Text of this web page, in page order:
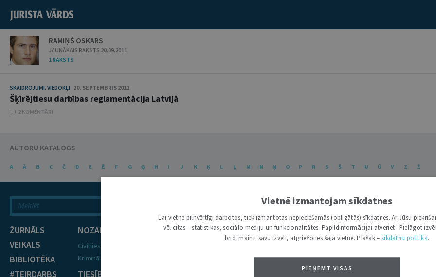
RAMIŅŠ OSKARS
JAUNĀKAIS RAKSTS 20.09.2011
1 RAKSTS
SKAIDROJUMI. VIEDOKĻI 20. SEPTEMBRIS 2011
Šķīrējtiesu darbības reglamentācija Latvijā
2 KOMENTĀRI
AUTORU KATALOGS
A Ā B C Č D E Ē F G Ģ H I J K Ķ L Ļ M N Ņ O P R S Š T U Ū V Z Ž
ŽURNĀLS
VEIKALS
BIBLIOTĒKA
#TEIRDARBS
NOZARES
Civiltiesības
Krimināltiesības
TIESĪBU PRAKSE
Vietnē izmantojam sīkdatnes
Lai vietne pilnvērtīgi darbotos, tiek izmantotas nepieciešamās (obligātās) sīkdatnes. Ar Jūsu
vēl citas – statistikas, sociālo mediju un funkcionalitātes. Papildinformācijai atveriet "Pielāgot
brīdī mainīt savu izvēli, atgriežoties šajā vietnē. Plašāk – sīkdatņu politikā.
PIEŅEMT VISAS